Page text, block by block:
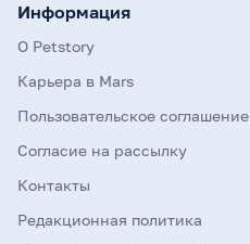
Информация
О Petstory
Карьера в Mars
Пользовательское соглашение
Согласие на рассылку
Контакты
Редакционная политика